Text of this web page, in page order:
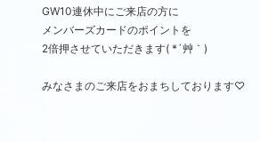
GW10連休中にご来店の方に
メンバーズカードのポイントを
2倍押させていただきます( *´艸｀)
みなさまのご来店をおまちしております♡